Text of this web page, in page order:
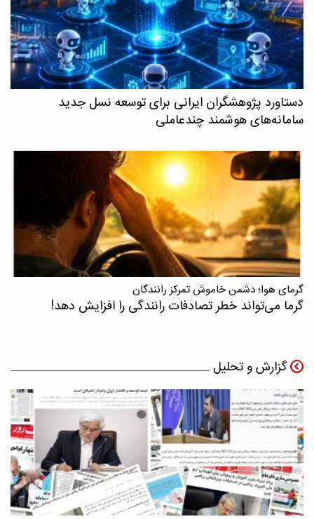
دستاورد پژوهشگران ایرانی برای توسعه نسل جدید
سامانه‌های هوشمند چندعاملی
گرمای هوا؛ دشمن خاموش تمرکز رانندگان
گرما می‌تواند خطر تصادفات رانندگی را افزایش دهد!
گزارش و تحلیل